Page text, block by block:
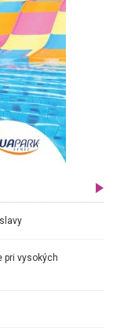
pri vysokých